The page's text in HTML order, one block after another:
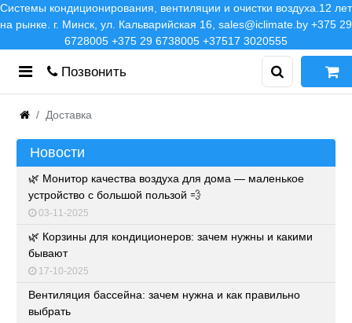
Системы кондиционирования, вентиляции и очистки воздуха.12 лет
на рынке. г. Минск, ул. Кальварийская 16, sales@iclimate.by +375 29
6728005 +375 29 6738005 +37517 3020555
Позвонить
Доставка
Новости
🌿 Монитор качества воздуха для дома — маленькое
устройство с большой пользой 💨
03-11-2025
🌿 Корзины для кондиционеров: зачем нужны и какими
бывают
17-10-2025
Вентиляция бассейна: зачем нужна и как правильно
выбрать